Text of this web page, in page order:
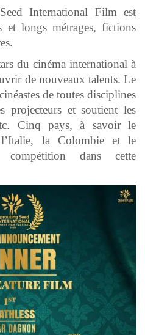
International Film est
longs métrages, fictions
du cinéma international à
de nouveaux talents. Le
de toutes disciplines
projecteurs et soutient les
Cinq pays, à savoir le
la Colombie et le
dans cette